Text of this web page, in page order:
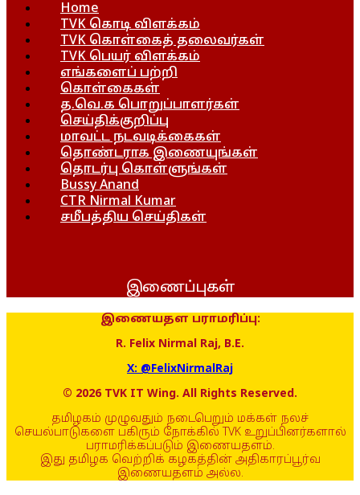
Home
TVK கொடி விளக்கம்
TVK கொள்கைத் தலைவர்கள்
TVK பெயர் விளக்கம்
எங்களைப் பற்றி
கொள்கைகள்
த.வெ.க பொறுப்பாளர்கள்
செய்திக்குறிப்பு
மாவட்ட நடவடிக்கைகள்
தொண்டராக இணையுங்கள்
தொடர்பு கொள்ளுங்கள்
Bussy Anand
CTR Nirmal Kumar
சமீபத்திய செய்திகள்
இணைப்புகள்
இணையதள பராமரிப்பு:
R. Felix Nirmal Raj, B.E.
X: @FelixNirmalRaj
© 2026 TVK IT Wing. All Rights Reserved.
தமிழகம் முழுவதும் நடைபெறும் மக்கள் நலச்
செயல்பாடுகளை பகிரும் நோக்கில் TVK உறுப்பினர்களால்
பராமரிக்கப்படும் இணையதளம்.
இது தமிழக வெற்றிக் கழகத்தின் அதிகாரப்பூர்வ
இணையதளம் அல்ல.